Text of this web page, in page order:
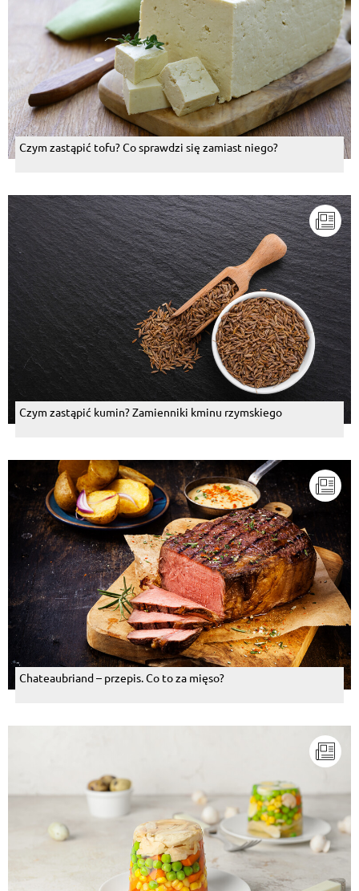
Czym zastąpić tofu? Co sprawdzi się zamiast niego?
Czym zastąpić kumin? Zamienniki kminu rzymskiego
Chateaubriand – przepis. Co to za mięso?